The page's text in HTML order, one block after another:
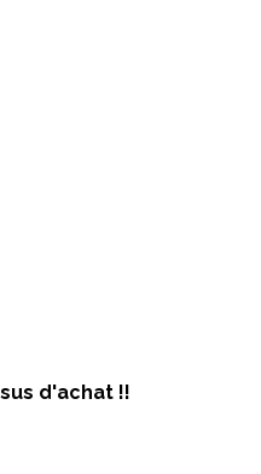
d'achat !!